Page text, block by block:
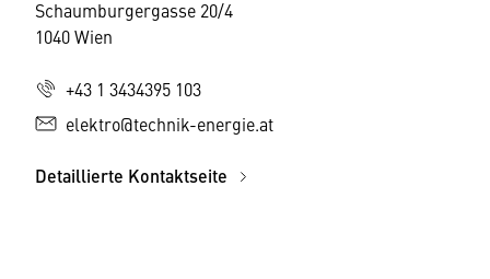
Schaumburgergasse 20/4
1040 Wien
+43 1 3434395 103
elektro@technik-energie.at
Detaillierte Kontaktseite